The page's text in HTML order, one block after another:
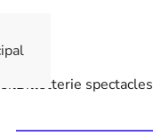
Billetterie spectacles